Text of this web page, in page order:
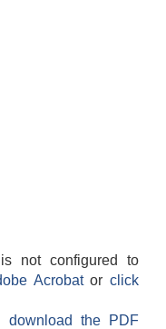
not configured to
Acrobatorclick
download the PDF